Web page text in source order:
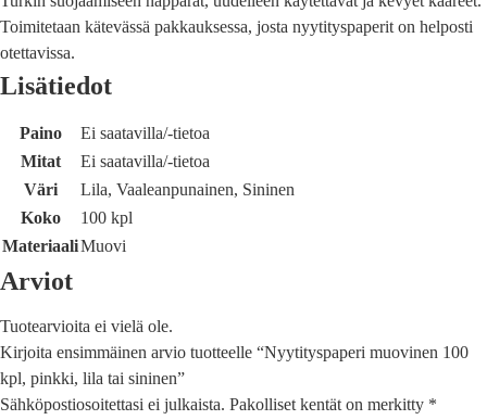
Toimitetaan kätevässä pakkauksessa, josta nyytityspaperit on helposti
otettavissa.
Lisätiedot
Paino
Ei saatavilla/-tietoa
Mitat
Ei saatavilla/-tietoa
Väri
Lila, Vaaleanpunainen, Sininen
Koko
100 kpl
MateriaaliMuovi
Arviot
Tuotearvioita ei vielä ole.
Kirjoita ensimmäinen arvio tuotteelle “Nyytityspaperi muovinen 100
kpl, pinkki, lila tai sininen”
Sähköpostiosoitettasi ei julkaista. Pakolliset kentät on merkitty *